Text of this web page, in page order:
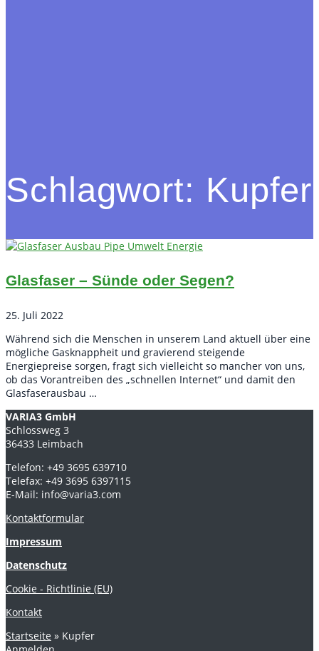
Schlagwort: Kupfer
Glasfaser – Sünde oder Segen?
25. Juli 2022
Während sich die Menschen in unserem Land aktuell über eine
mögliche Gasknappheit und gravierend steigende
Energiepreise sorgen, fragt sich vielleicht so mancher von uns,
ob das Vorantreiben des „schnellen Internet“ und damit den
Glasfaserausbau …
VARIA3 GmbH
Schlossweg 3
36433 Leimbach
Telefon: +49 3695 639710
Telefax: +49 3695 6397115
E-Mail: info@varia3.com
Kontaktformular
Impressum
Datenschutz
Cookie - Richtlinie (EU)
Kontakt
Startseite » Kupfer